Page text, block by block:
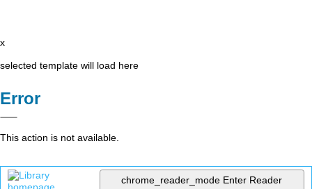
x
selected template will load here
Error
This action is not available.
chrome_reader_mode Enter Reader